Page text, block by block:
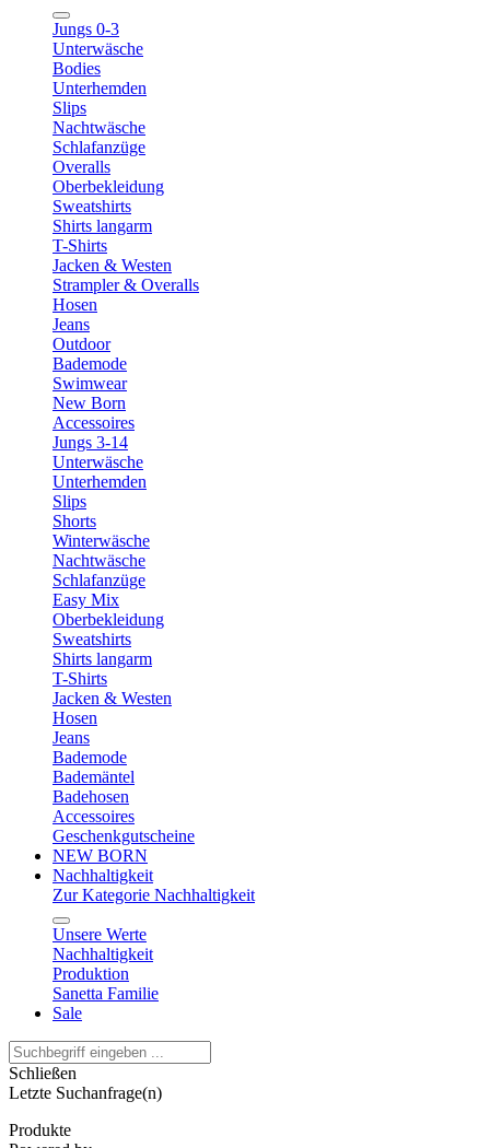
Jungs 0-3
Unterwäsche
Bodies
Unterhemden
Slips
Nachtwäsche
Schlafanzüge
Overalls
Oberbekleidung
Sweatshirts
Shirts langarm
T-Shirts
Jacken & Westen
Strampler & Overalls
Hosen
Jeans
Outdoor
Bademode
Swimwear
New Born
Accessoires
Jungs 3-14
Unterwäsche
Unterhemden
Slips
Shorts
Winterwäsche
Nachtwäsche
Schlafanzüge
Easy Mix
Oberbekleidung
Sweatshirts
Shirts langarm
T-Shirts
Jacken & Westen
Hosen
Jeans
Bademode
Bademäntel
Badehosen
Accessoires
Geschenkgutscheine
NEW BORN
Nachhaltigkeit
Zur Kategorie Nachhaltigkeit
Unsere Werte
Nachhaltigkeit
Produktion
Sanetta Familie
Sale
Schließen
Letzte Suchanfrage(n)
Produkte